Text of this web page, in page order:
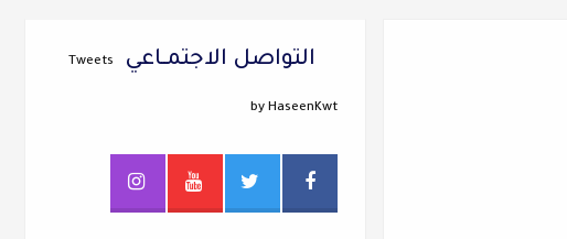
التواصل الاجتمــاعي Tweets
by HaseenKwt